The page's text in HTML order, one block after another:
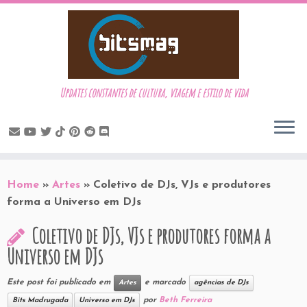
to
content
Updates constantes de cultura, viagem e estilo de vida
Home » Artes » Coletivo de DJs, VJs e produtores
forma a Universo em DJs
Coletivo de DJs, VJs e produtores forma a
Universo em DJs
Este post foi publicado em Artes e marcado agências de DJs
Bits Madrugada Universo em DJs por Beth Ferreira